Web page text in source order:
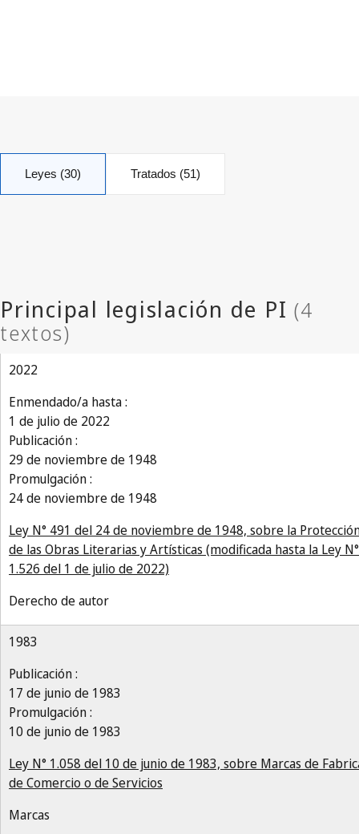
Leyes (30) Tratados (51)
2022
Enmendado/a hasta :
1 de julio de 2022
Publicación :
29 de noviembre de 1948
Promulgación :
24 de noviembre de 1948
Ley N° 491 del 24 de noviembre de 1948, sobre la
de las Obras Literarias y Artísticas (modificada hasta la Ley N°
1.526 del 1 de julio de 2022)
Derecho de autor
1983
Publicación :
17 de junio de 1983
Promulgación :
10 de junio de 1983
Ley N° 1.058 del 10 de junio de 1983, sobre Marcas de
de Comercio o de Servicios
Marcas